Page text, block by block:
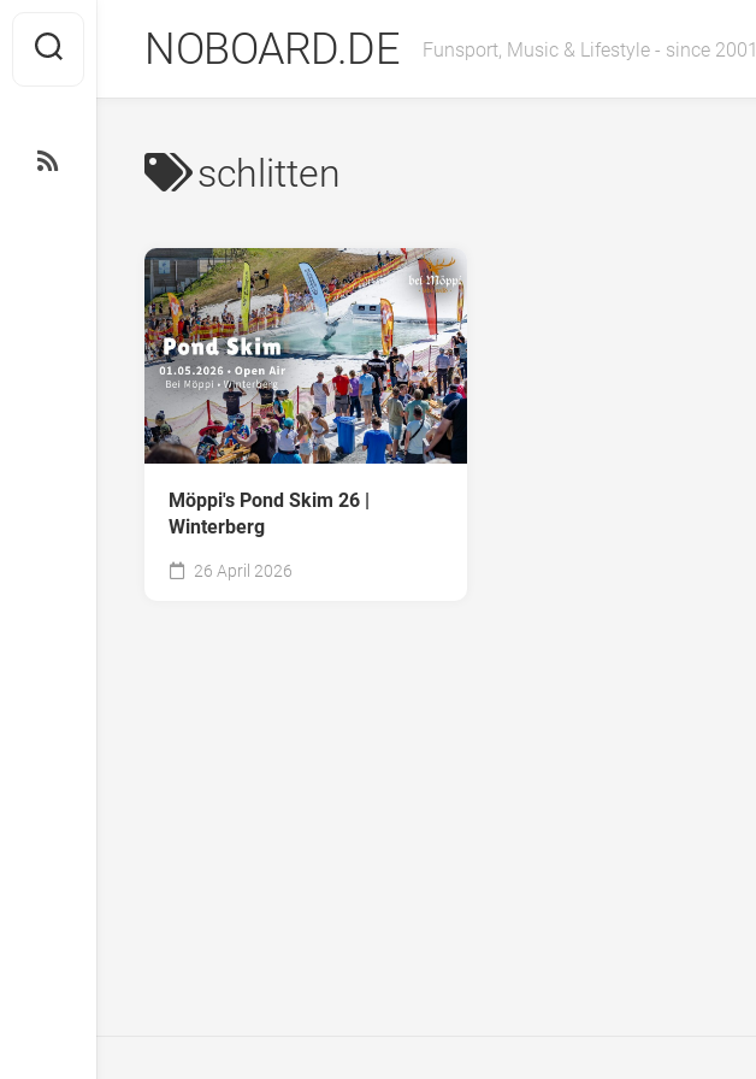
content
NOBOARD.DE Funsport, Music & Lifestyle - since 2001
schlitten
Möppi's Pond Skim 26 |
Winterberg
26 April 2026